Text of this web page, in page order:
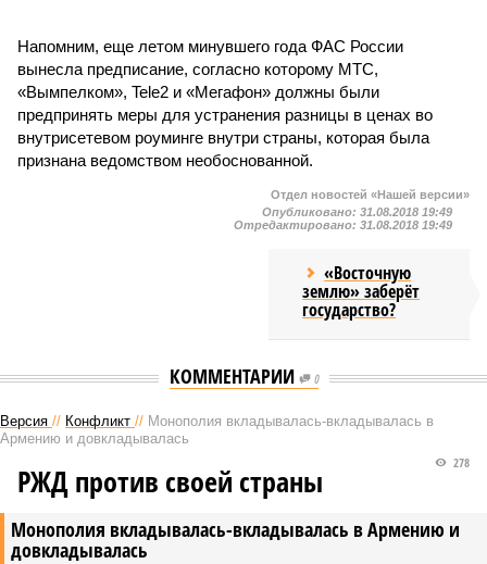
Напомним, еще летом минувшего года ФАС России
вынесла предписание, согласно которому МТС,
«Вымпелком», Tele2 и «Мегафон» должны были
предпринять меры для устранения разницы в ценах во
внутрисетевом роуминге внутри страны, которая была
признана ведомством необоснованной.
Отдел новостей «Нашей версии»
Опубликовано: 31.08.2018 19:49
Отредактировано: 31.08.2018 19:49
«Восточную
землю» заберёт
государство?
КОММЕНТАРИИ 0
Версия // Конфликт // Монополия вкладывалась-вкладывалась в
Армению и довкладывалась
Монополия вкладывалась-вкладывалась в Армению и
довкладывалась
278
РЖД против своей страны